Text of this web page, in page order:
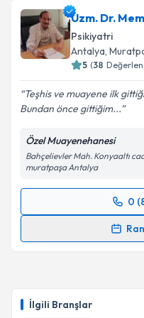
İlgili Branşlar
Uzm. Dr.
Psikiyatri
Antalya,
5 (38
Teşhis ve muayene ilk
Bundan önce gittiğim...
Özel Muayenehanesi
Bahçelievler Mah. Konyaaltı
muratpaşa Antalya
0
Randevu
bilgilendireceğiz.